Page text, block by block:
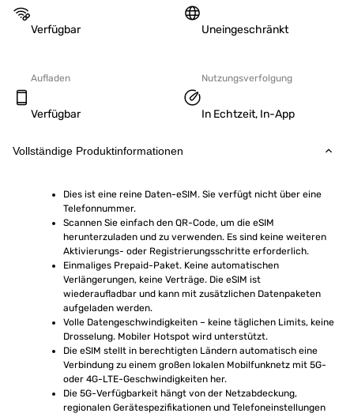
Verfügbar Uneingeschränkt
Aufladen
Verfügbar
Nutzungsverfolgung
In Echtzeit, In-App
Vollständige Produktinformationen
Dies ist eine reine Daten-eSIM. Sie verfügt nicht über eine
Telefonnummer.
Scannen Sie einfach den QR-Code, um die eSIM
herunterzuladen und zu verwenden. Es sind keine weiteren
Aktivierungs- oder Registrierungsschritte erforderlich.
Einmaliges Prepaid-Paket. Keine automatischen
Verlängerungen, keine Verträge. Die eSIM ist
wiederaufladbar und kann mit zusätzlichen Datenpaketen
aufgeladen werden.
Volle Datengeschwindigkeiten – keine täglichen Limits, keine
Drosselung. Mobiler Hotspot wird unterstützt.
Die eSIM stellt in berechtigten Ländern automatisch eine
Verbindung zu einem großen lokalen Mobilfunknetz mit 5G-
oder 4G-LTE-Geschwindigkeiten her.
Die 5G-Verfügbarkeit hängt von der Netzabdeckung,
regionalen Gerätespezifikationen und Telefoneinstellungen